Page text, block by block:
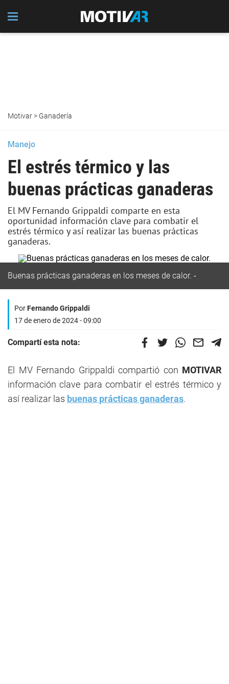
Motivar> Ganadería
Manejo
El estrés térmico y las
buenas prácticas ganaderas
El MV Fernando Grippaldi comparte en esta
oportunidad información clave para combatir el
estrés térmico y así realizar las buenas prácticas
ganaderas.
Buenas prácticas ganaderas en los meses de calor.
PorFernando Grippaldi
17 de enero de 2024 - 09:00
Compartí esta nota:
El MV Fernando Grippaldi compartió con MOTIVAR
información clave para combatir el estrés térmico y
así realizar las buenas prácticas ganaderas.